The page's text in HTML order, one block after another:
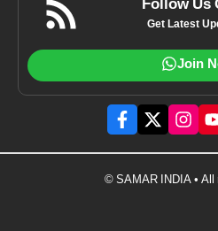
Follow Us
Get Latest
Join
© SAMAR INDIA • All